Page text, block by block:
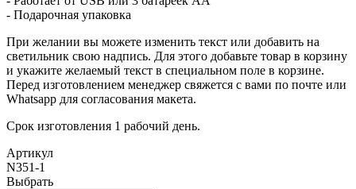
- Подарочная упаковка
При желании вы можете изменить текст или добавить на
светильник свою надпись. Для этого добавьте товар в корзину
и укажите желаемый текст в специальном поле в корзине.
Перед изготовлением менеджер свяжется с вами по почте или
Whatsapp для согласования макета.
Срок изготовления 1 рабочий день.
Артикул
N351-1
Выбрать